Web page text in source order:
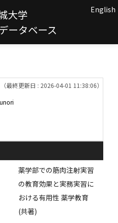
大学
ータベース
English
（最終更新日 : 2026-04-01 11:38:06）
薬学部での筋肉注射実習
の教育効果と実務実習に
おける有用性 薬学教育
(共著)